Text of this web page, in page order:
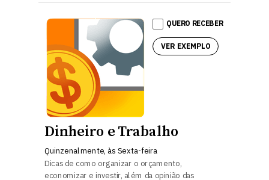
Dinheiro e Trabalho
Quinzenalmente, às Sexta-feira
Dicas de como organizar o orçamento,
economizar e investir, além da opinião das
QUERO RECEBER
VER EXEMPLO